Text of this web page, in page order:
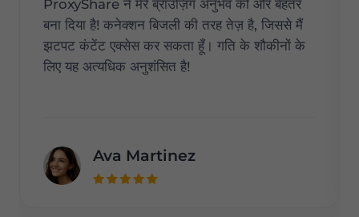
ProxyShare ने मेरे ब्राउज़िंग अनुभव को और बेहतर
बना दिया है! कनेक्शन बिजली की तरह तेज़ है, जिससे मैं
झटपट कंटेंट एक्सेस कर सकता हूँ। गति के शौकीनों के
लिए यह अत्यधिक अनुशंसित है!
Ava Martinez